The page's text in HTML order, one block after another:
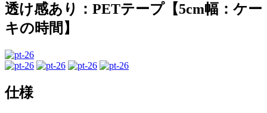
透け感あり：PETテープ【5cm幅：ケー
キの時間】
仕様